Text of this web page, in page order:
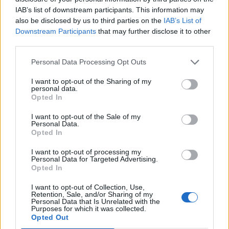
IAB’s list of downstream participants. This information may
also be disclosed by us to third parties on the IAB’s List of
Downstream Participants that may further disclose it to other
Personal Data Processing Opt Outs
I want to opt-out of the Sharing of my
personal data.
Opted In
I want to opt-out of the Sale of my
Personal Data.
Opted In
I want to opt-out of processing my
Personal Data for Targeted Advertising.
Opted In
I want to opt-out of Collection, Use,
Retention, Sale, and/or Sharing of my
Personal Data that Is Unrelated with the
Purposes for which it was collected.
Opted Out
Deputados do PSD saúdam Banda
Sinfónica da ARMAB pelo 1º lugar no
certame internacional de Valência